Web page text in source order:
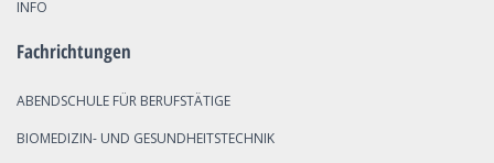
INFO
Fachrichtungen
ABENDSCHULE FÜR BERUFSTÄTIGE
BIOMEDIZIN- UND GESUNDHEITSTECHNIK